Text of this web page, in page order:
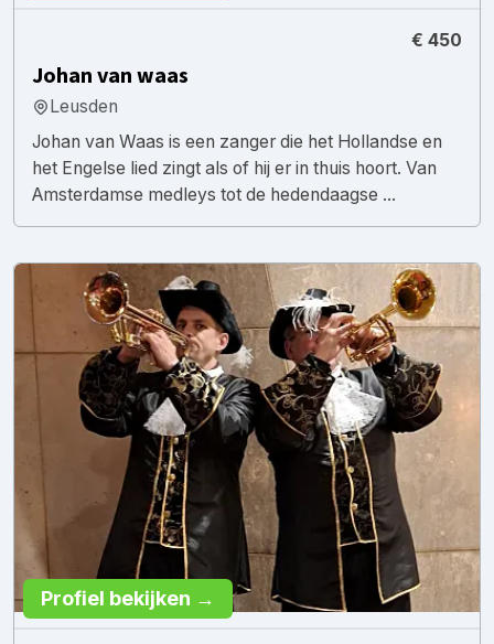
€ 450
Johan van waas
Leusden
Johan van Waas is een zanger die het Hollandse en
het Engelse lied zingt als of hij er in thuis hoort. Van
Amsterdamse medleys tot de hedendaagse ...
Profiel bekijken →